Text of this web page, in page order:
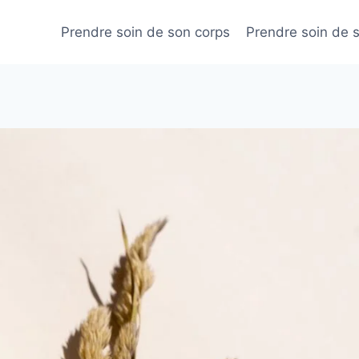
Prendre soin de son corps Prendre soin de